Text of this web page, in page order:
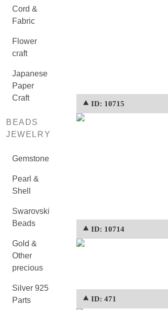
Cord &
Fabric
Flower
craft
Japanese
Paper
Craft
BEADS
JEWELRY
Gemstone
Pearl &
Shell
Swarovski
Beads
Gold &
Other
precious
Silver 925
Parts
⯅ ID: 10715
⯅ ID: 10714
⯅ ID: 471